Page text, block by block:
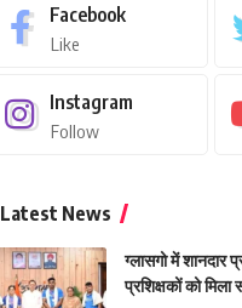
Facebook
Like
Instagram
Follow
Latest News
ग्लासगो में शानदार
प्रशिक्षकों को मिला